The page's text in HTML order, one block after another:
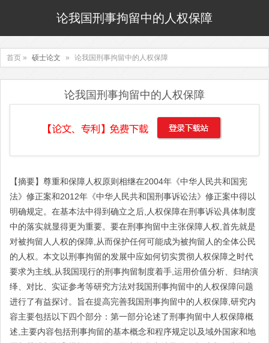
论我国刑事拘留中的人权保障
首页 » 硕士论文 » 论我国刑事拘留中的人权保障
论我国刑事拘留中的人权保障
【摘要】尊重和保障人权原则相继在2004年《中华人民共和国宪
法》修正案和2012年《中华人民共和国刑事诉讼法》修正案中得以
明确规定。在基本法中得到确立之后,人权保障在刑事诉讼具体制度
中的落实就显得更为重要。要在刑事拘留中主张保障人权,首先就是
对被拘留人人权的保障,从而保护任何可能成为被拘留人的全体公民
的人权。本文以刑事拘留的发展中应如何切实贯彻人权保障之时代
要求为主线,从我国现行的刑事拘留制度着手,运用价值分析、归纳演
绎、对比、实证参考等研究方法对我国刑事拘留中的人权保障问题
进行了有益探讨。旨在提高完善我国刑事拘留中的人权保障,研究内
容主要包括以下四个部分：第一部分论述了刑事拘留中人权保障概
述,主要内容包括刑事拘留的基本概念和程序规定以及域外国家和地